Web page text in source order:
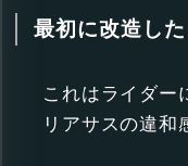
最初に改造し
これはライダー
リアサスの違和